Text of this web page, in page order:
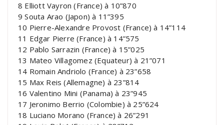
8 Elliott Vayron (France) à 10”870
9 Souta Arao (Japon) à 11”395
10 Pierre-Alexandre Provost (France) à 14”114
11 Edgar Pierre (France) à 14”575
12 Pablo Sarrazin (France) à 15”025
13 Mateo Villagomez (Equateur) à 21”071
14 Romain Andriolo (France) à 23”658
15 Max Reis (Allemagne) à 23”814
16 Valentino Mini (Panama) à 23”945
17 Jeronimo Berrio (Colombie) à 25”624
18 Luciano Morano (France) à 26”291